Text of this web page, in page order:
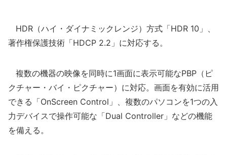
HDR（ハイ・ダイナミックレンジ）方式「HDR 10」、
著作権保護技術「HDCP 2.2」に対応する。
複数の機器の映像を同時に1画面に表示可能なPBP（ピ
クチャー・バイ・ピクチャー）に対応。画面を有効に活用
できる「OnScreen Control」、複数のパソコンを1つの入
力デバイスで操作可能な「Dual Controller」などの機能
を備える。